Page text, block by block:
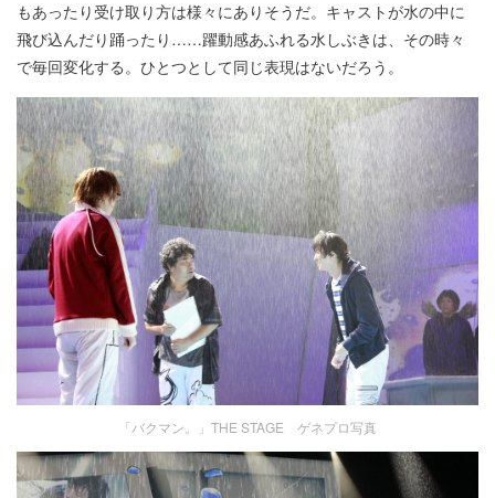
もあったり受け取り方は様々にありそうだ。キャストが水の中に
飛び込んだり踊ったり……躍動感あふれる水しぶきは、その時々
で毎回変化する。ひとつとして同じ表現はないだろう。
「バクマン。」THE STAGE ゲネプロ写真